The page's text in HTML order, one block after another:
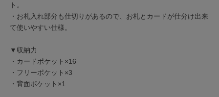
ト。
・お札入れ部分も仕切りがあるので、お札とカードが仕分け出来
て使いやすい仕様。
▼収納力
・カードポケット×16
・フリーポケット×3
・背面ポケット×1